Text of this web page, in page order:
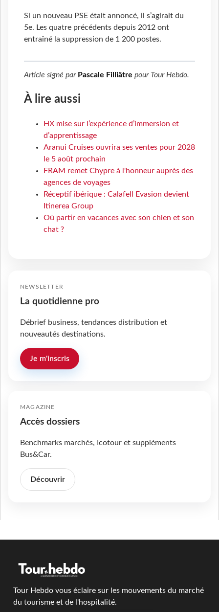
Si un nouveau PSE était annoncé, il s’agirait du
5e. Les quatre précédents depuis 2012 ont
entraîné la suppression de 1 200 postes.
Article signé par Pascale Filliâtre pour Tour Hebdo.
À lire aussi
HX mise sur l’expérience d’immersion et
d’apprentissage
Aranui Cruises ouvrira ses ventes pour 2028
le 5 août prochain
FRAM remet Chypre à l'honneur auprès des
agences de voyages
Réceptif ibérique : Calafell Evasion devient
Itinerea Group
Où partir en vacances avec son chien et son
chat ?
NEWSLETTER
La quotidienne pro
Débrief business, tendances distribution et
nouveautés destinations.
Je m'inscris
MAGAZINE
Accès dossiers
Benchmarks marchés, Icotour et suppléments
Bus&Car.
Découvrir
Tour Hebdo vous éclaire sur les mouvements du marché
du tourisme et de l'hospitalité.